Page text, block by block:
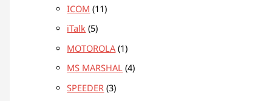
ICOM 11
iTalk 5
MOTOROLA 1
MS MARSHAL 4
SPEEDER 3